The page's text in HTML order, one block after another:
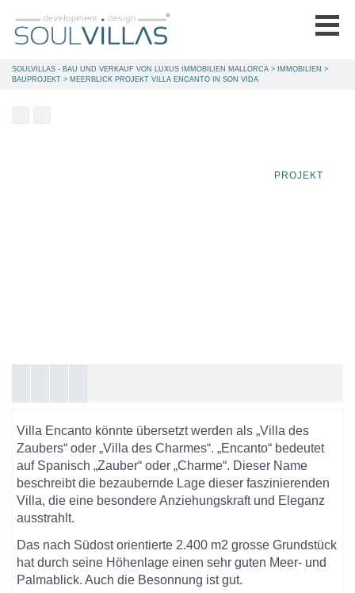
SOULVILLAS - BAU UND VERKAUF VON LUXUS IMMOBILIEN MALLORCA > IMMOBILIEN >
BAUPROJEKT > MEERBLICK PROJEKT VILLA ENCANTO IN SON VIDA
PROJEKT
Villa Encanto könnte übersetzt werden als „Villa des
Zaubers“ oder „Villa des Charmes“. „Encanto“ bedeutet
auf Spanisch „Zauber“ oder „Charme“. Dieser Name
beschreibt die bezaubernde Lage dieser faszinierenden
Villa, die eine besondere Anziehungskraft und Eleganz
ausstrahlt.
Das nach Südost orientierte 2.400 m2 grosse Grundstück
hat durch seine Höhenlage einen sehr guten Meer- und
Palmablick. Auch die Besonnung ist gut.